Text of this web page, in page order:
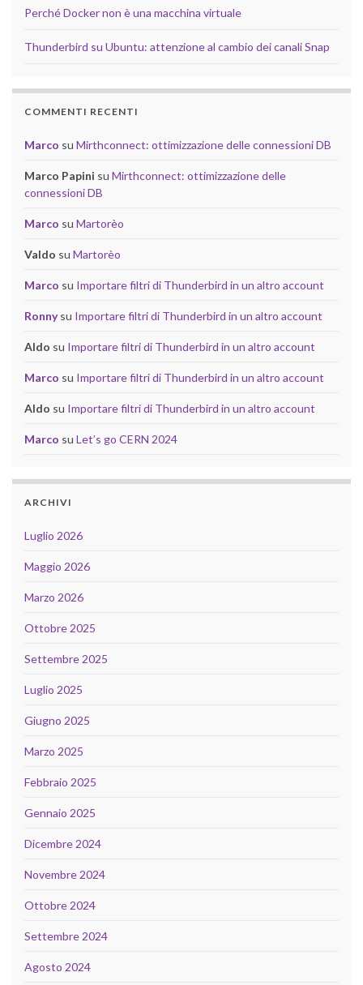
Perché Docker non è una macchina virtuale
Thunderbird su Ubuntu: attenzione al cambio dei canali Snap
COMMENTI RECENTI
Marco su Mirthconnect: ottimizzazione delle connessioni DB
Marco Papini su Mirthconnect: ottimizzazione delle
connessioni DB
Marco su Martorèo
Valdo su Martorèo
Marco su Importare filtri di Thunderbird in un altro account
Ronnysu Importare filtri di Thunderbird in un altro account
Aldo su Importare filtri di Thunderbird in un altro account
Marco su Importare filtri di Thunderbird in un altro account
Aldo su Importare filtri di Thunderbird in un altro account
Marco su Let’s go CERN 2024
ARCHIVI
Luglio 2026
Maggio 2026
Marzo 2026
Ottobre 2025
Settembre 2025
Luglio 2025
Giugno 2025
Marzo 2025
Febbraio 2025
Gennaio 2025
Dicembre 2024
Novembre 2024
Ottobre 2024
Settembre 2024
Agosto 2024